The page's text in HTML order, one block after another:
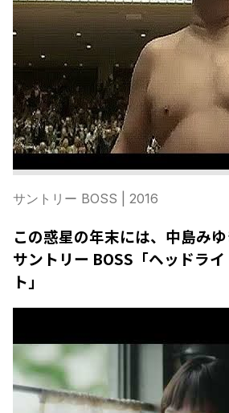
サントリー BOSS | 2016
この惑星の年末には、中島み
サントリー BOSS「ヘッドラ
ト」